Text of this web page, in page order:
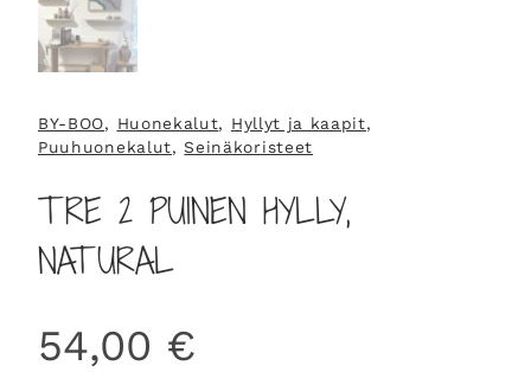
BY-BOO, Huonekalut, Hyllyt ja kaapit
Puuhuonekalut, Seinäkoristeet
TRE 2 PUINEN HYLLY,
NATURAL
54,00 €